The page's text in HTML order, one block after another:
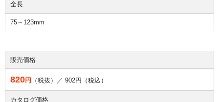
全長
75～123mm
販売価格
820円 （税抜）／ 902円（税込）
カタログ価格